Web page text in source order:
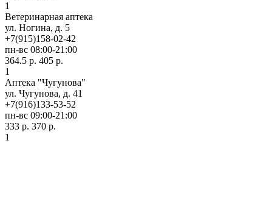
1
Ветеринарная аптека
ул. Ногина, д. 5
+7(915)158-02-42
пн-вс 08:00-21:00
364.5 р. 405 р.
1
Аптека "Чугунова"
ул. Чугунова, д. 41
+7(916)133-53-52
пн-вс 09:00-21:00
333 р. 370 р.
1